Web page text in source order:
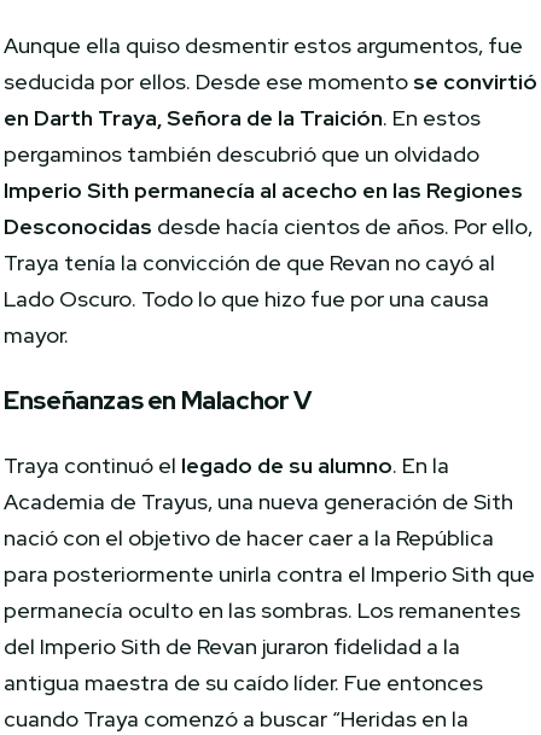
Aunque ella quiso desmentir estos argumentos, fue
seducida por ellos. Desde ese momento se convirtió
en Darth Traya, Señora de la Traición. En estos
pergaminos también descubrió que un olvidado
Imperio Sith permanecía al acecho en las Regiones
Desconocidas desde hacía cientos de años. Por ello,
Traya tenía la convicción de que Revan no cayó al
Lado Oscuro. Todo lo que hizo fue por una causa
mayor.
Enseñanzas en Malachor V
Traya continuó el legado de su alumno. En la
Academia de Trayus, una nueva generación de Sith
nació con el objetivo de hacer caer a la República
para posteriormente unirla contra el Imperio Sith que
permanecía oculto en las sombras. Los remanentes
del Imperio Sith de Revan juraron fidelidad a la
antigua maestra de su caído líder. Fue entonces
cuando Traya comenzó a buscar “Heridas en la